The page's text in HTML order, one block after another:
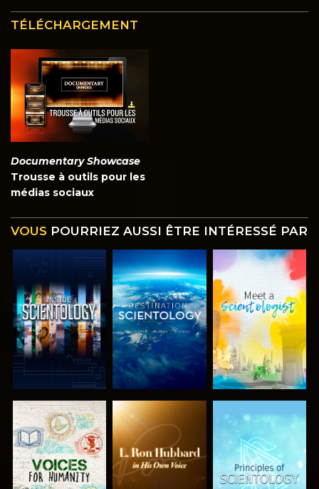
TÉLÉCHARGEMENT
Documentary Showcase
Trousse à outils pour les
médias sociaux
VOUS POURRIEZ AUSSI ÊTRE INTÉRESSÉ PAR
DÉCOUVRIR
LES SÉRIES
DÉCOUVRIR
LES SÉRIES
DÉCOUVRIR
LES SÉRIES